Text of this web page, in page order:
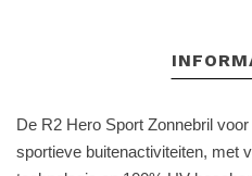
De R2 Hero Sport Zonnebril
sportieve buitenactiviteiten, met